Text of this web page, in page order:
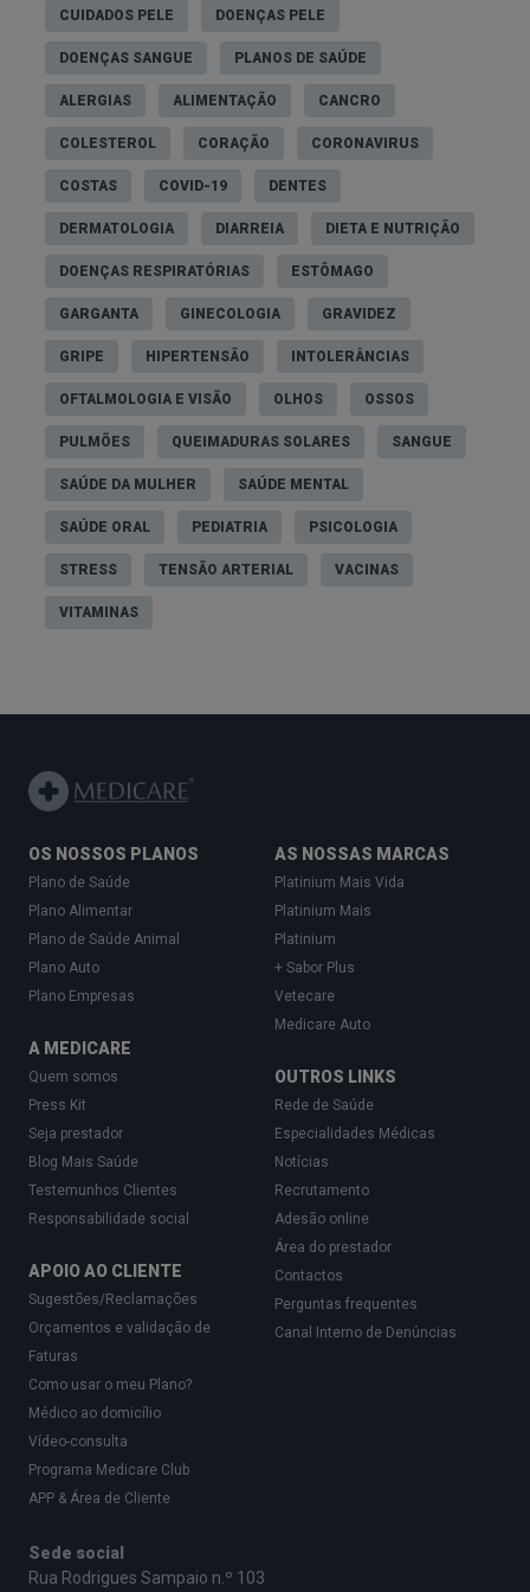
individual”.
O que estas condições têm em
comum: sintomas partilhados
É normal haver sobreposição, por isso a confusão
é tão comum. Ansiedade, depressão e burnout
podem partilhar:
Fadiga e alterações do sono;
Irritabilidade;
Dificuldade de concentração e memória;
Sintomas físicos (dores, queixas
gastrointestinais);
Sensação de incapacidade para “dar conta”
ansiedade, depressão e burnout
A distinção mais útil, na prática, costuma ser:
Ansiedade
: preocupação/medo e hiperalerta,
muitas vezes centrados no futuro;
Depressão
: humor deprimido, desesperança
e perda de interesse/prazer, com impacto
Burnout
: esgotamento ligado sobretudo ao
contexto laboral, com
cinismo/distanciamento do trabalho e perda
de eficácia.
Ansiedade vs Depressão vs
Aspeto Ansiedade
Emoção
dominante
preocupação,
CUIDADOS PELE DOENÇAS PELE
DOENÇAS SANGUE PLANOS DE SAÚDE
ALERGIAS ALIMENTAÇÃO CANCRO
COLESTEROL CORAÇÃO CORONAVIRUS
COSTAS COVID-19 DENTES
DERMATOLOGIA DIARREIA DIETA E NUTRIÇÃO
DOENÇAS RESPIRATÓRIAS ESTÔMAGO
GARGANTA GINECOLOGIA GRAVIDEZ
GRIPE HIPERTENSÃO INTOLERÂNCIAS
OFTALMOLOGIA E VISÃO OLHOS OSSOS
PULMÕES QUEIMADURAS SOLARES SANGUE
SAÚDE DA MULHER SAÚDE MENTAL
SAÚDE ORAL PEDIATRIA PSICOLOGIA
STRESS TENSÃO ARTERIAL VACINAS
VITAMINAS
OS NOSSOS PLANOS
Plano de Saúde
Plano Alimentar
Plano de Saúde Animal
Plano Auto
Plano Empresas
A MEDICARE
Quem somos
Press Kit
Seja prestador
Blog Mais Saúde
Testemunhos Clientes
Responsabilidade social
APOIO AO CLIENTE
Sugestões/Reclamações
Orçamentos e validação de
Faturas
Como usar o meu Plano?
Médico ao domicílio
Vídeo-consulta
Programa Medicare Club
APP & Área de Cliente
AS NOSSAS MARCAS
Platinium Mais Vida
Platinium Mais
Platinium
+ Sabor Plus
Vetecare
Medicare Auto
OUTROS LINKS
Rede de Saúde
Especialidades Médicas
Notícias
Recrutamento
Adesão online
Área do prestador
Contactos
Perguntas frequentes
Canal Interno de Denúncias
Sede social
Rua Rodrigues Sampaio n.º 103